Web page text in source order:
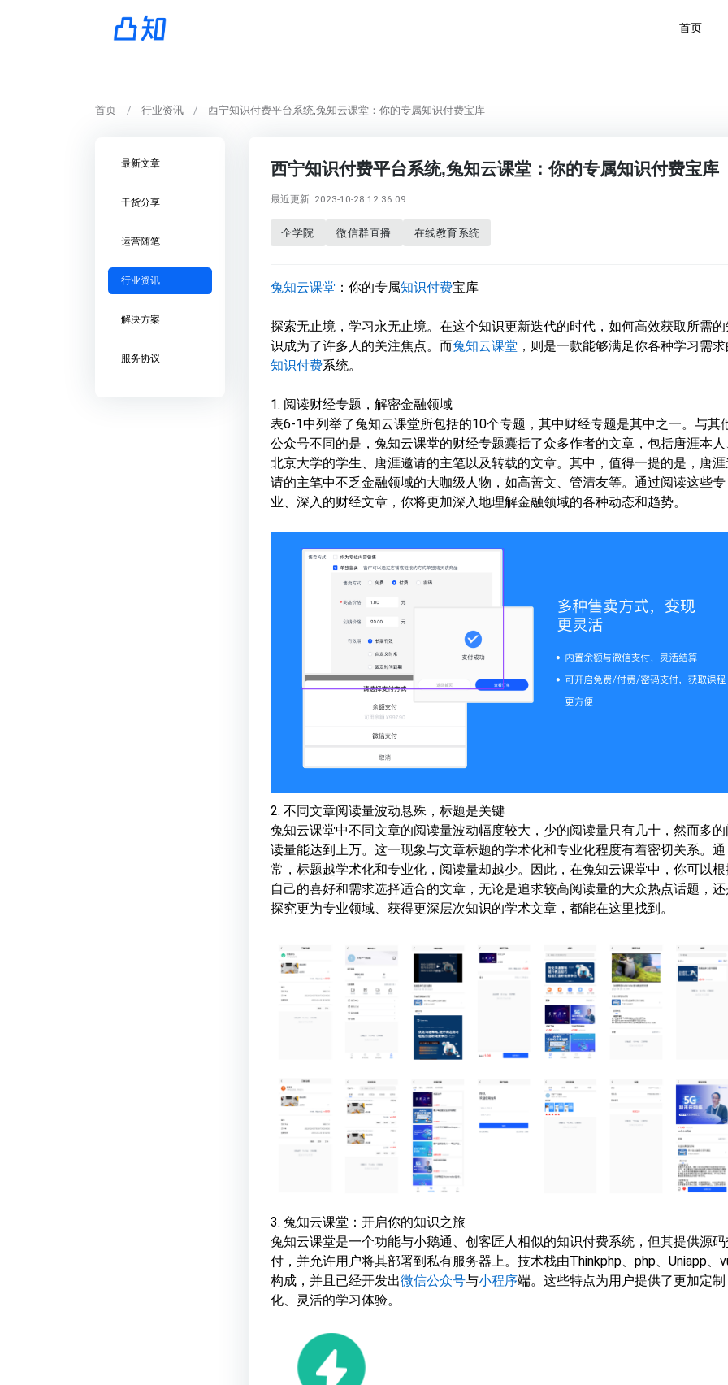
首页
首页 行业资讯 西宁知识付费平台系统,兔知云课堂：你的专属知识付费宝库
最新文章
干货分享
运营随笔
行业资讯
解决方案
服务协议
西宁知识付费平台系统,兔知云课堂：你的专属知识付费宝库
最近更新: 2023-10-28 12:36:09
企学院 微信群直播 在线教育系统
兔知云课堂 ：你的专属知识付费宝库
探索无止境，学习永无止境。在这个知识更新迭代的时代，如何高效获取所需的
识成为了许多人的关注焦点。而兔知云课堂 ，则是一款能够满足你各种学习需
知识付费系统。
1. 阅读财经专题，解密金融领域
表6-1中列举了兔知云课堂所包括的10个专题，其中财经专题是其中之一。与其
公众号不同的是，兔知云课堂的财经专题囊括了众多作者的文章，包括唐涯本人
北京大学的学生、唐涯邀请的主笔以及转载的文章。其中，值得一提的是，唐涯
请的主笔中不乏金融领域的大咖级人物，如高善文、管清友等。通过阅读这些专
业、深入的财经文章，你将更加深入地理解金融领域的各种动态和趋势。
2. 不同文章阅读量波动悬殊，标题是关键
兔知云课堂中不同文章的阅读量波动幅度较大，少的阅读量只有几十，然而多的
读量能达到上万。这一现象与文章标题的学术化和专业化程度有着密切关系。通
常，标题越学术化和专业化，阅读量却越少。因此，在兔知云课堂中，你可以根
自己的喜好和需求选择适合的文章，无论是追求较高阅读量的大众热点话题，还
探究更为专业领域、获得更深层次知识的学术文章，都能在这里找到。
3. 兔知云课堂：开启你的知识之旅
兔知云课堂是一个功能与小鹅通、创客匠人相似的知识付费系统，但其提供源码
付，并允许用户将其部署到私有服务器上。技术栈由Thinkphp、php、Uniapp、
构成，并且已经开发出微信公众号与小程序端。这些特点为用户提供了更加定制
化、灵活的学习体验。